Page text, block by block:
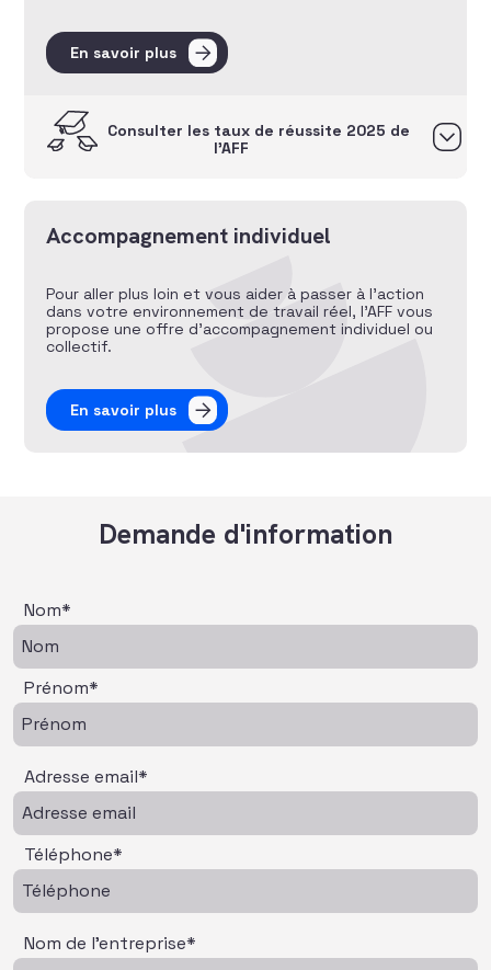
En savoir plus
Consulter les taux de réussite 2025 de
l’AFF
Accompagnement individuel
Pour aller plus loin et vous aider à passer à l’action
dans votre environnement de travail réel, l’AFF vous
propose une offre d’accompagnement individuel ou
collectif.
En savoir plus
Demande d'information
Nom*
Prénom*
Adresse email*
Téléphone*
Nom de l'entreprise*